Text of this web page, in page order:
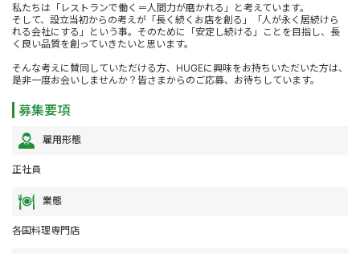
私たちは「レストランで働く＝人間力が磨かれる」と考えています。
そして、設立当初からの考えが「長く続くお店を創る」「人が永く居続けら
れる会社にする」という事。そのために「安定し続ける」ことを目指し、長
く良い品質を創っていきたいと思います。
そんな考えに賛同していただける方、HUGEに興味をお持ちいただいた方は、
是非一度お会いしませんか？皆さまからのご応募、お待ちしています。
募集要項
雇用形態
正社員
業態
各国料理専門店